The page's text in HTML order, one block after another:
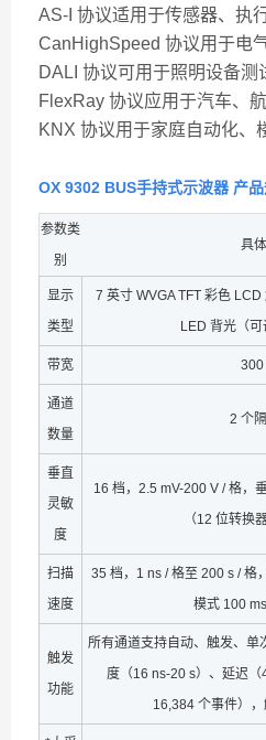
AS-I 协议适用于传感器、执
CanHighSpeed 协议用于电
DALI 协议可用于照明设备测
FlexRay 协议应用于汽车、
KNX 协议用于家庭自动化、
OX 9302 BUS手持式示波器产品
参数类
别
具
显示
类型
7 英寸 WVGA TFT 彩色
LED 背光（可
带宽 300
通道
数量
2 个
垂直
灵敏
度
16 档，2.5 mV-200 V / 格，
（12 位转换
扫描
速度
35 档，1 ns / 格至 200 s / 格
模式 100
触发
功能
所有通道支持自动、触发、单
度（16 ns-20 s）、延迟
16,384 个事件）